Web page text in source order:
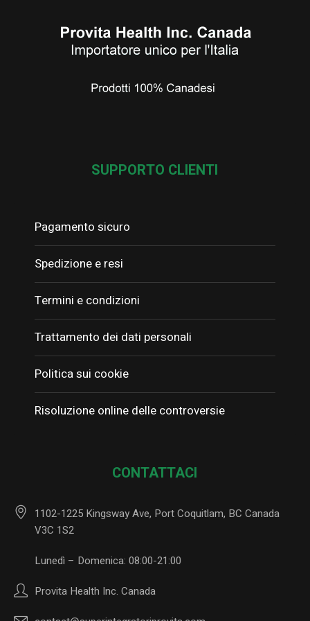
SUPPORTO CLIENTI
Pagamento sicuro
Spedizione e resi
Termini e condizioni
Trattamento dei dati personali
Politica sui cookie
Risoluzione online delle controversie
CONTATTACI
1102-1225 Kingsway Ave, Port Coquitlam, BC Canada
V3C 1S2
Lunedì – Domenica: 08:00-21:00
Provita Health Inc. Canada